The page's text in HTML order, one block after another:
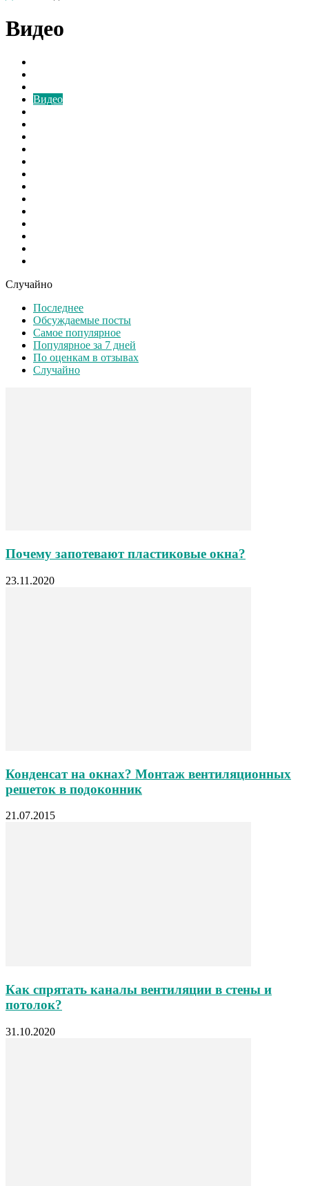
Видео
Видео
Случайно
Последнее
Обсуждаемые посты
Самое популярное
Популярное за 7 дней
По оценкам в отзывах
Случайно
Почему запотевают пластиковые окна?
23.11.2020
Конденсат на окнах? Монтаж вентиляционных
решеток в подоконник
21.07.2015
Как спрятать каналы вентиляции в стены и
потолок?
31.10.2020